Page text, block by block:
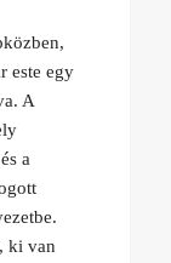
este egy
A
a
ki van